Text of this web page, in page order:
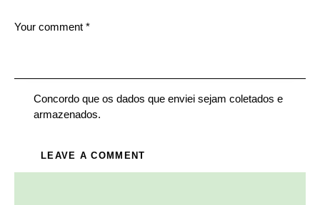
Concordo que os dados que enviei sejam coletados e
armazenados.